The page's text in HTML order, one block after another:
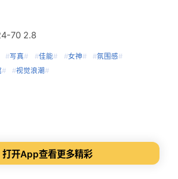
70 2.8
#写真# #佳能# #女神# #氛围感#
# #视觉浪潮#
打开App查看更多精彩